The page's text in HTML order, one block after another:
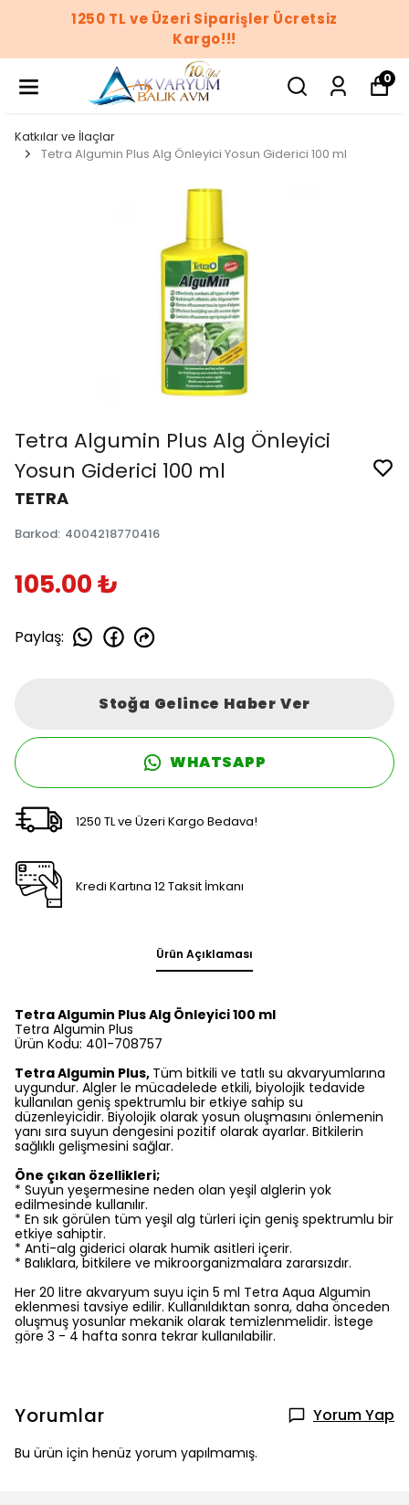
1250 TL ve Üzeri
0
Katkılar ve İlaçlar
Tetra Algumin Plus Alg Önleyici Yosun Giderici 100 ml
Tetra Algumin Plus Alg Önleyici
Yosun Giderici 100 ml
TETRA
Barkod: 4004218770416
105.00 ₺
Paylaş:
Stoğa Gelince Haber Ver
WHATSAPP
1250 TL ve Üzeri Kargo Bedava!
Kredi Kartına 12 Taksit İmkanı
Ürün Açıklaması
Tetra Algumin Plus Alg Önleyici 100 ml
Tetra Algumin Plus
Ürün Kodu: 401-708757
Tetra Algumin Plus, Tüm bitkili ve tatlı su akvaryumlarına
uygundur. Algler le mücadelede etkili, biyolojik tedavide
kullanılan geniş spektrumlu bir etkiye sahip su
düzenleyicidir. Biyolojik olarak yosun oluşmasını önlemenin
yanı sıra suyun dengesini pozitif olarak ayarlar. Bitkilerin
sağlıklı gelişmesini sağlar.
Öne çıkan özellikleri;
* Suyun yeşermesine neden olan yeşil alglerin yok
edilmesinde kullanılır.
* En sık görülen tüm yeşil alg türleri için geniş spektrumlu bir
etkiye sahiptir.
* Anti-alg giderici olarak humik asitleri içerir.
* Balıklara, bitkilere ve mikroorganizmalara zararsızdır.
Her 20 litre akvaryum suyu için 5 ml Tetra Aqua Algumin
eklenmesi tavsiye edilir. Kullanıldıktan sonra, daha önceden
oluşmuş yosunlar mekanik olarak temizlenmelidir. İstege
göre 3 - 4 hafta sonra tekrar kullanılabilir.
Yorumlar Yorum Yap
Bu ürün için henüz yorum yapılmamış.